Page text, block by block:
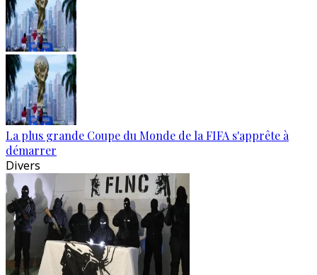
La plus grande Coupe du Monde de la FIFA s'apprête à
démarrer
Divers